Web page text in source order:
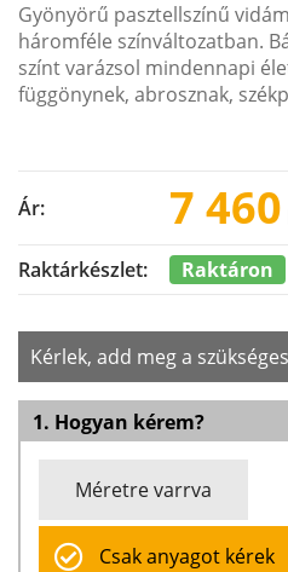
Gyönyörű pasztellszínű
háromféle színváltozatban.
színt varázsol mindennapi
függönynek, abrosznak,
Ár: 7 460
Raktárkészlet: Raktáron
Kérlek, add meg a
1. Hogyan kérem?
Méretre varrva
Csak anyagot kérek